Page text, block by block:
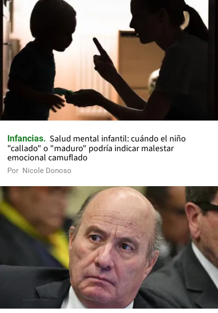
Infancias
Salud mental infantil: cuándo el niño
"callado" o "maduro" podría indicar malestar
emocional camuflado
Por Nicole Donoso